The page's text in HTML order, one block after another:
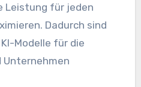
Leistung für jeden
Dadurch sind
Modelle für die
Unternehmen